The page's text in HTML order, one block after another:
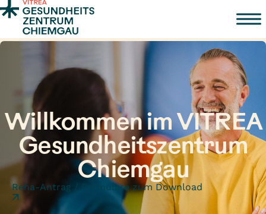
Zum Inhalt springen
Willkommen im VITREA
Gesundheitszentrum
Chiemgau
Reha-Antrag / Formulare zum Download